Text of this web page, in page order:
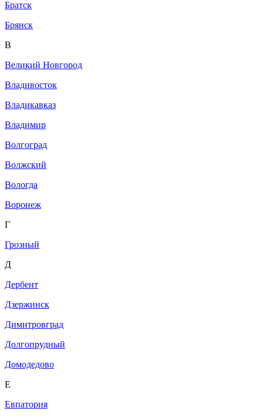
Братск
Брянск
В
Великий Новгород
Владивосток
Владикавказ
Владимир
Волгоград
Волжский
Вологда
Воронеж
Г
Грозный
Д
Дербент
Дзержинск
Димитровград
Долгопрудный
Домодедово
Е
Евпатория